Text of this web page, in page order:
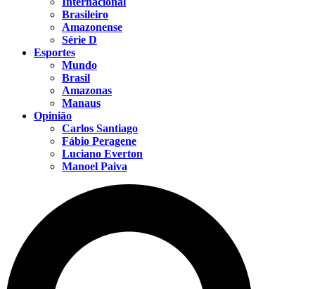
Brasileiro
Amazonense
Série D
Esportes
Mundo
Brasil
Amazonas
Manaus
Opinião
Carlos Santiago
Fábio Peragene
Luciano Everton
Manoel Paiva